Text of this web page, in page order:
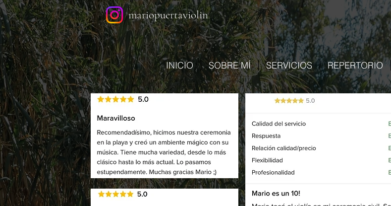
mariopuertaviolin
INICIO SOBRE MÍ SERVICIOS REPERTORIO